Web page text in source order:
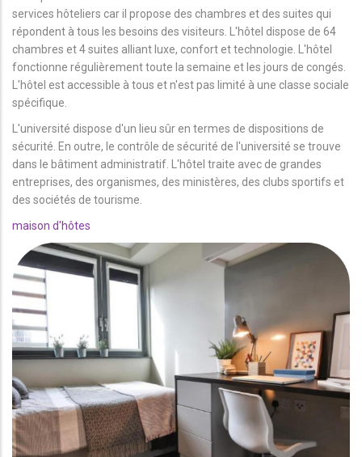
services hôteliers car il propose des chambres et des suites qui
répondent à tous les besoins des visiteurs. L'hôtel dispose de 64
chambres et 4 suites alliant luxe, confort et technologie. L'hôtel
fonctionne régulièrement toute la semaine et les jours de congés.
L'hôtel est accessible à tous et n'est pas limité à une classe sociale
spécifique.
L'université dispose d'un lieu sûr en termes de dispositions de
sécurité. En outre, le contrôle de sécurité de l'université se trouve
dans le bâtiment administratif. L'hôtel traite avec de grandes
entreprises, des organismes, des ministères, des clubs sportifs et
des sociétés de tourisme.
maison d'hôtes